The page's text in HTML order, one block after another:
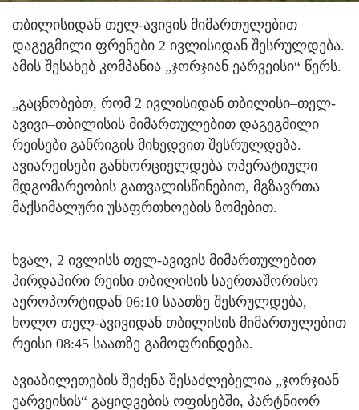
თბილისიდან თელ-ავივის მიმართულებით
დაგეგმილი ფრენები 2 ივლისიდან შესრულდება.
ამის შესახებ კომპანია „ჯორჯიან ეარვეისი“ წერს.
„გაცნობებთ, რომ 2 ივლისიდან თბილისი–თელ-
ავივი–თბილისის მიმართულებით დაგეგმილი
რეისები განრიგის მიხედვით შესრულდება.
ავიარეისები განხორციელდება ოპერატიული
მდგომარეობის გათვალისწინებით, მგზავრთა
მაქსიმალური უსაფრთხოების ზომებით.
ხვალ, 2 ივლისს თელ-ავივის მიმართულებით
პირდაპირი რეისი თბილისის საერთაშორისო
აეროპორტიდან 06:10 საათზე შესრულდება,
ხოლო თელ-ავივიდან თბილისის მიმართულებით
რეისი 08:45 საათზე გამოფრინდება.
ავიაბილეთების შეძენა შესაძლებელია „ჯორჯიან
ეარვეისის“ გაყიდვების ოფისებში, პარტნიორ